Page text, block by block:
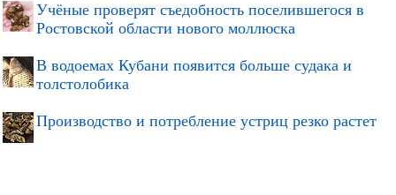
Учёные проверят съедобность поселившегося в
Ростовской области нового моллюска
В водоемах Кубани появится больше судака и
толстолобика
Производство и потребление устриц резко растет